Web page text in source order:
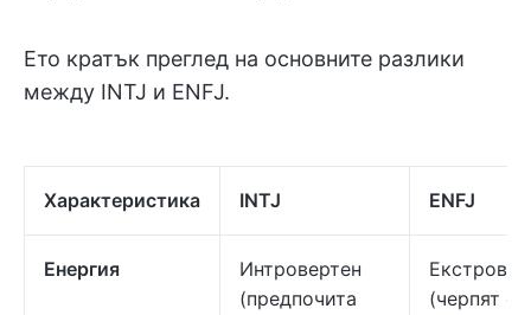
Ето кратък преглед на основните разлики
между INTJ и ENFJ.
Характеристика INTJ ENFJ
Енергия
Интровертен
(предпочита
(черпят